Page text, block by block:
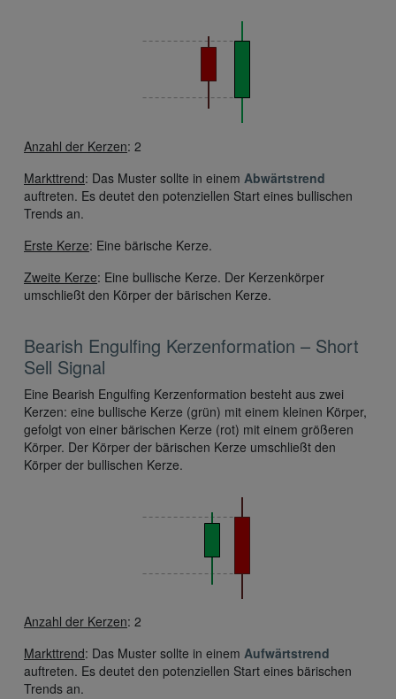
Anzahl der Kerzen: 2
Markttrend: Das Muster sollte in einem Abwärtstrend
auftreten. Es deutet den potenziellen Start eines bullischen
Trends an.
Erste Kerze: Eine bärische Kerze.
Zweite Kerze: Eine bullische Kerze. Der Kerzenkörper
umschließt den Körper der bärischen Kerze.
Bearish Engulfing Kerzenformation – Short
Sell Signal
Eine Bearish Engulfing Kerzenformation besteht aus zwei
Kerzen: eine bullische Kerze (grün) mit einem kleinen Körper,
gefolgt von einer bärischen Kerze (rot) mit einem größeren
Körper. Der Körper der bärischen Kerze umschließt den
Körper der bullischen Kerze.
Anzahl der Kerzen: 2
Markttrend: Das Muster sollte in einem Aufwärtstrend
auftreten. Es deutet den potenziellen Start eines bärischen
Trends an.